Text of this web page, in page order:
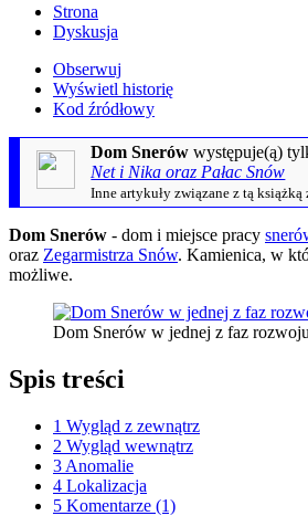
Strona
Dyskusja
Obserwuj
Wyświetl historię
Kod źródłowy
Dom Snerów występuje(ą)
Net i Nika oraz Pałac Snów
Inne artykuły związane z tą
Dom Snerów - dom i miejsce pracy
oraz Zegarmistrza Snów. Kamienica, w
możliwe.
Dom Snerów w jednej z faz rozwoju
Spis treści
1 Wygląd z zewnątrz
2 Wygląd wewnątrz
3 Anomalie
4 Lokalizacja
5 Komentarze (1)